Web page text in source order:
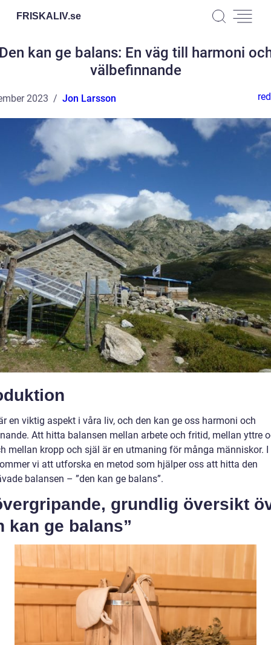
FRISKALIV.se
kan ge balans: En väg till harmoni
välbefinnande
2023 Jon Larsson
en viktig aspekt i våra liv, och den kan ge oss harmoni och
Att hitta balansen mellan arbete och fritid, mellan yttre
mellan kropp och själ är en utmaning för många människor. I
vi att utforska en metod som hjälper oss att hitta den
balansen – ”den kan ge balans”.
grundlig översikt
kan ge balans”